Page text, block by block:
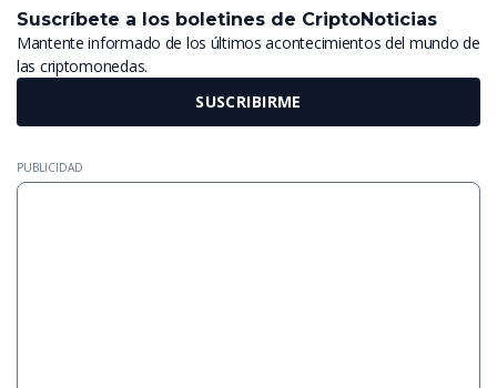
Suscríbete a los boletines de CriptoNoticias
Mantente informado de los últimos acontecimientos del mundo de
las criptomonedas.
SUSCRIBIRME
PUBLICIDAD